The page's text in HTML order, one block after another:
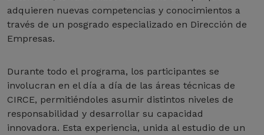
adquieren nuevas competencias y conocimientos a
través de un posgrado especializado en Dirección de
Empresas.
Durante todo el programa, los participantes se
involucran en el día a día de las áreas técnicas de
CIRCE, permitiéndoles asumir distintos niveles de
responsabilidad y desarrollar su capacidad
innovadora. Esta experiencia, unida al estudio de un